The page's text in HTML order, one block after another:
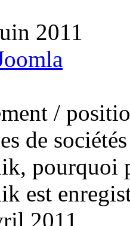
2011
/
de
pourquoi
est
2011